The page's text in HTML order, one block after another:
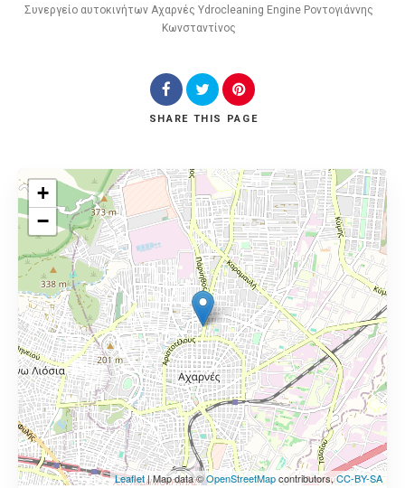
Συνεργείο αυτοκινήτων Αχαρνές Ydrocleaning Engine Ροντογιάννης
Κωνσταντίνος
SHARE THIS PAGE
+
−
Leaflet| Map data ©OpenStreetMapcontributors,CC-BY-SA